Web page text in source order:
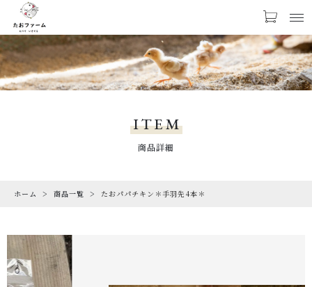
お気に入り LOGIN
CHECKED PRODUCTS
ORDER HISTORY
注文履歴
ITEM
商品詳細
ホーム 商品一覧 たおパパチキン＊手羽先4本＊
カートに商品を追加しました